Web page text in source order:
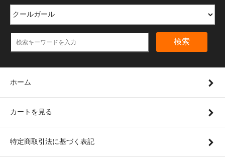
検索
ホーム
カートを見る
特定商取引法に基づく表記